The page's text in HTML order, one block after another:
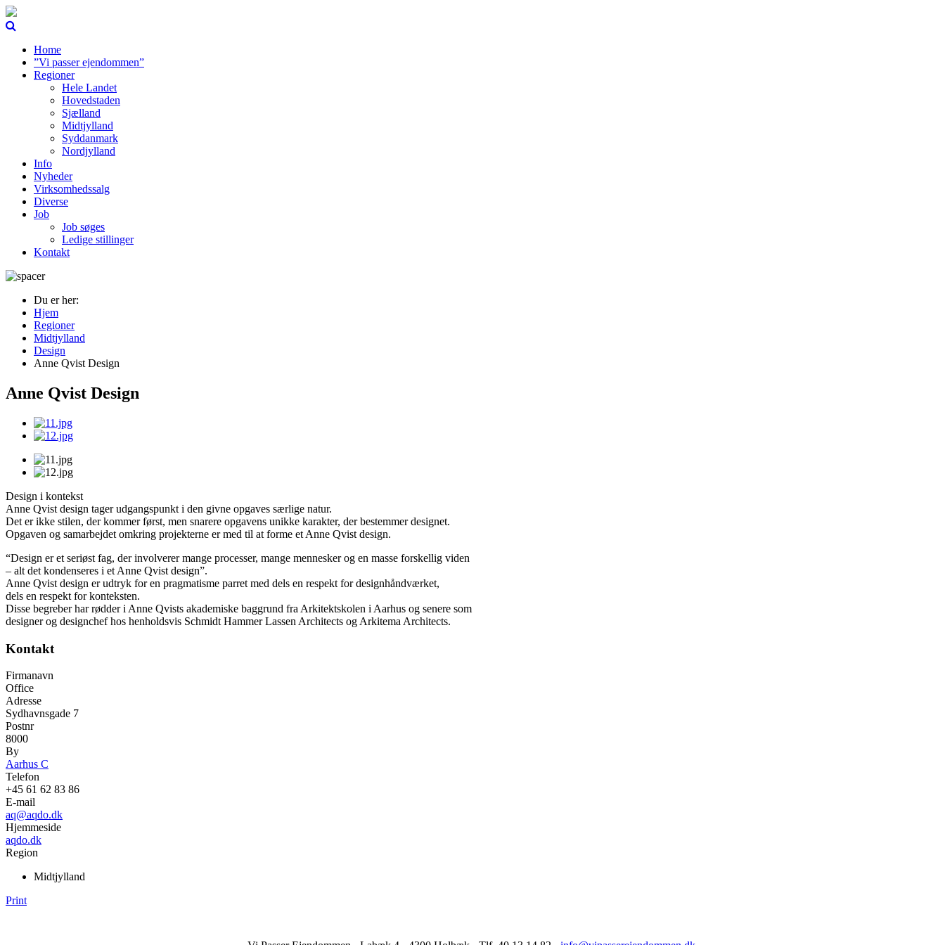
Home
”Vi passer ejendommen”
Regioner
Hele Landet
Hovedstaden
Sjælland
Midtjylland
Syddanmark
Nordjylland
Info
Nyheder
Virksomhedssalg
Diverse
Job
Job søges
Ledige stillinger
Kontakt
Du er her:
Hjem
Regioner
Midtjylland
Design
Anne Qvist Design
Anne Qvist Design
Design i kontekst
Anne Qvist design tager udgangspunkt i den givne opgaves særlige natur.
Det er ikke stilen, der kommer først, men snarere opgavens unikke karakter, der bestemmer designet.
Opgaven og samarbejdet omkring projekterne er med til at forme et Anne Qvist design.
“Design er et seriøst fag, der involverer mange processer, mange mennesker og en masse forskellig viden
– alt det kondenseres i et Anne Qvist design”.
Anne Qvist design er udtryk for en pragmatisme parret med dels en respekt for designhåndværket,
dels en respekt for konteksten.
Disse begreber har rødder i Anne Qvists akademiske baggrund fra Arkitektskolen i Aarhus og senere som
designer og designchef hos henholdsvis Schmidt Hammer Lassen Architects og Arkitema Architects.
Kontakt
Firmanavn
Office
Adresse
Sydhavnsgade 7
Postnr
8000
By
Aarhus C
Telefon
+45 61 62 83 86
E-mail
aq@aqdo.dk
Hjemmeside
aqdo.dk
Region
Midtjylland
Print